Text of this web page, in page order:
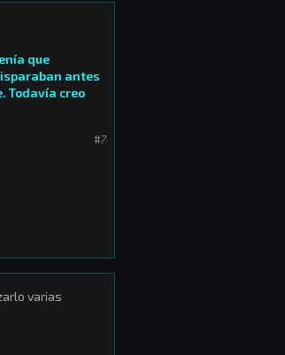
que
antes
Todavía creo
#7
varias